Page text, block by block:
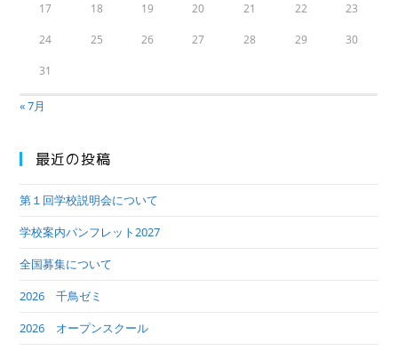
17 18 19 20 21 22 23
24 25 26 27 28 29 30
31
« 7月
最近の投稿
第１回学校説明会について
学校案内パンフレット2027
全国募集について
2026 千鳥ゼミ
2026 オープンスクール